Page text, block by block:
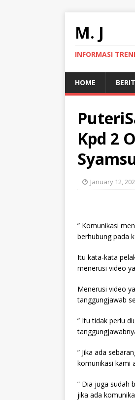
M. J
INFORMASI
HOME
Kpd 2
January 12,
” Komunikasi
berhubung pada
Itu kata-kata
menerusi video
Menerusi video
tanggungjawab
” Itu tidak perlu
” Jika ada
komunikasi kami
” Dia juga sudah
jika ada